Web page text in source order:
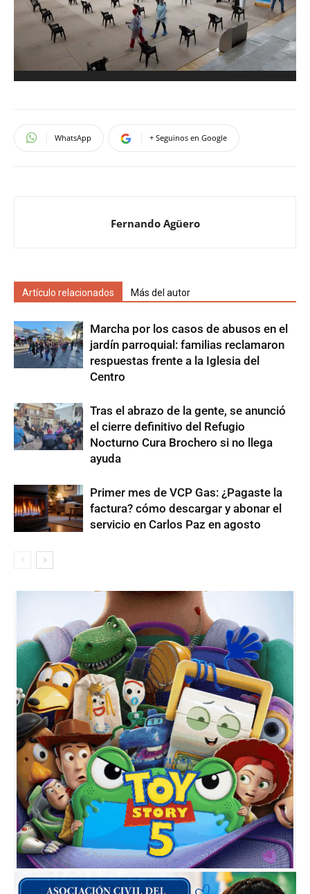
WhatsApp + Seguinos en Google
Fernando Agüero
Artículo relacionados Más del autor
Marcha por los casos de abusos en el
jardín parroquial: familias reclamaron
respuestas frente a la Iglesia del
Centro
Tras el abrazo de la gente, se anunció
el cierre definitivo del Refugio
Nocturno Cura Brochero si no llega
ayuda
Primer mes de VCP Gas: ¿Pagaste la
factura? cómo descargar y abonar el
servicio en Carlos Paz en agosto